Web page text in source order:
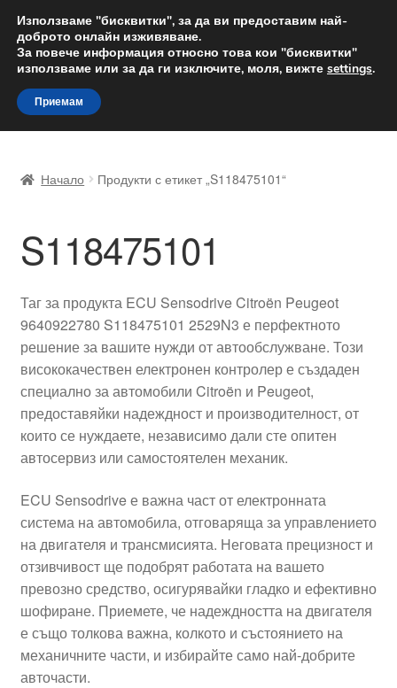
ДОСТАВКА от 12 лв.
Доставка по целия свят
Skip
to
navigation
Skip
to
content
Доставка по целия свят
Жалби
Количка
Контакт
Моята сметка
Политика за поверителност
Правила и условия
Процедура за рекламации
Разгледайте
Начало Продукти с етикет „S118475101“
S118475101
Таг за продукта ECU Sensodrive Citroën Peugeot
9640922780 S118475101 2529N3 е перфектното
решение за вашите нужди от автообслужване. Този
висококачествен електронен контролер е създаден
специално за автомобили Citroën и Peugeot,
предоставяйки надеждност и производителност, от
които се нуждаете, независимо дали сте опитен
автосервиз или самостоятелен механик.
ECU Sensodrive е важна част от електронната
система на автомобила, отговаряща за управлението
на двигателя и трансмисията. Неговата прецизност и
отзивчивост ще подобрят работата на вашето
превозно средство, осигурявайки гладко и ефективно
шофиране. Приемете, че надеждността на двигателя
е също толкова важна, колкото и състоянието на
механичните части, и избирайте само най-добрите
авточасти.
Използваме "бисквитки", за да ви предоставим най-
доброто онлайн изживяване.
За повече информация относно това кои "бисквитки"
използваме или за да ги изключите, моля, вижте settings.
Приемам